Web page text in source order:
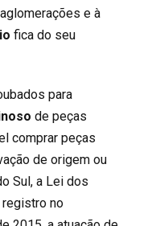
e à
fica do seu
para
de peças
comprar peças
de origem ou
Sul, a Lei dos
no